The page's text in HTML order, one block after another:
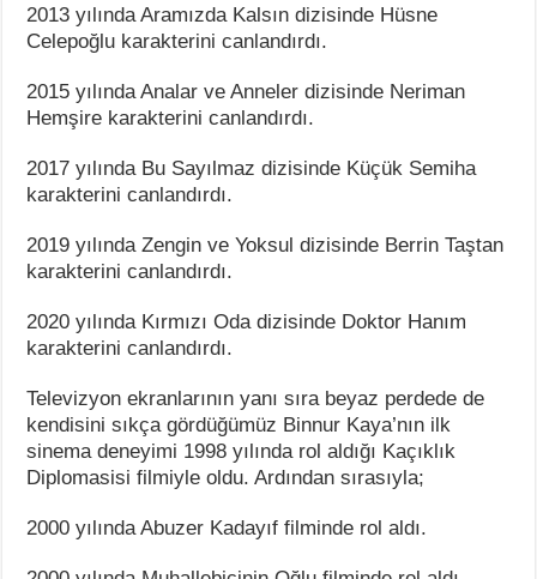
2013 yılında Aramızda Kalsın dizisinde Hüsne
Celepoğlu karakterini canlandırdı.
2015 yılında Analar ve Anneler dizisinde Neriman
Hemşire karakterini canlandırdı.
2017 yılında Bu Sayılmaz dizisinde Küçük Semiha
karakterini canlandırdı.
2019 yılında Zengin ve Yoksul dizisinde Berrin Taştan
karakterini canlandırdı.
2020 yılında Kırmızı Oda dizisinde Doktor Hanım
karakterini canlandırdı.
Televizyon ekranlarının yanı sıra beyaz perdede de
kendisini sıkça gördüğümüz Binnur Kaya’nın ilk
sinema deneyimi 1998 yılında rol aldığı Kaçıklık
Diplomasisi filmiyle oldu. Ardından sırasıyla;
2000 yılında Abuzer Kadayıf filminde rol aldı.